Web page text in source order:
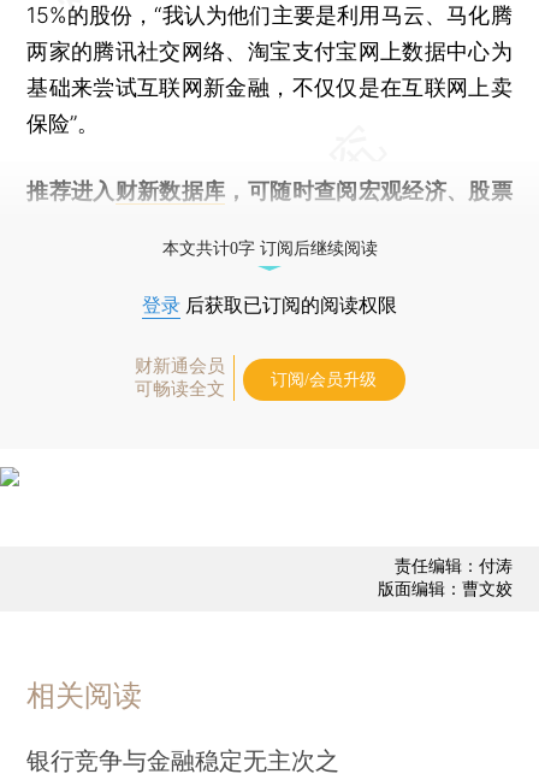
15%的股份，“我认为他们主要是利用马云、马化腾
两家的腾讯社交网络、淘宝支付宝网上数据中心为
基础来尝试互联网新金融，不仅仅是在互联网上卖
保险”。
推荐进入 财新数据库 ，可随时查阅宏观经济、股票
本文共计0字 订阅后继续阅读
登录 后获取已订阅的阅读权限
财新通会员
可畅读全文
订阅/会员升级
责任编辑：付涛
版面编辑：曹文姣
相关阅读
银行竞争与金融稳定无主次之